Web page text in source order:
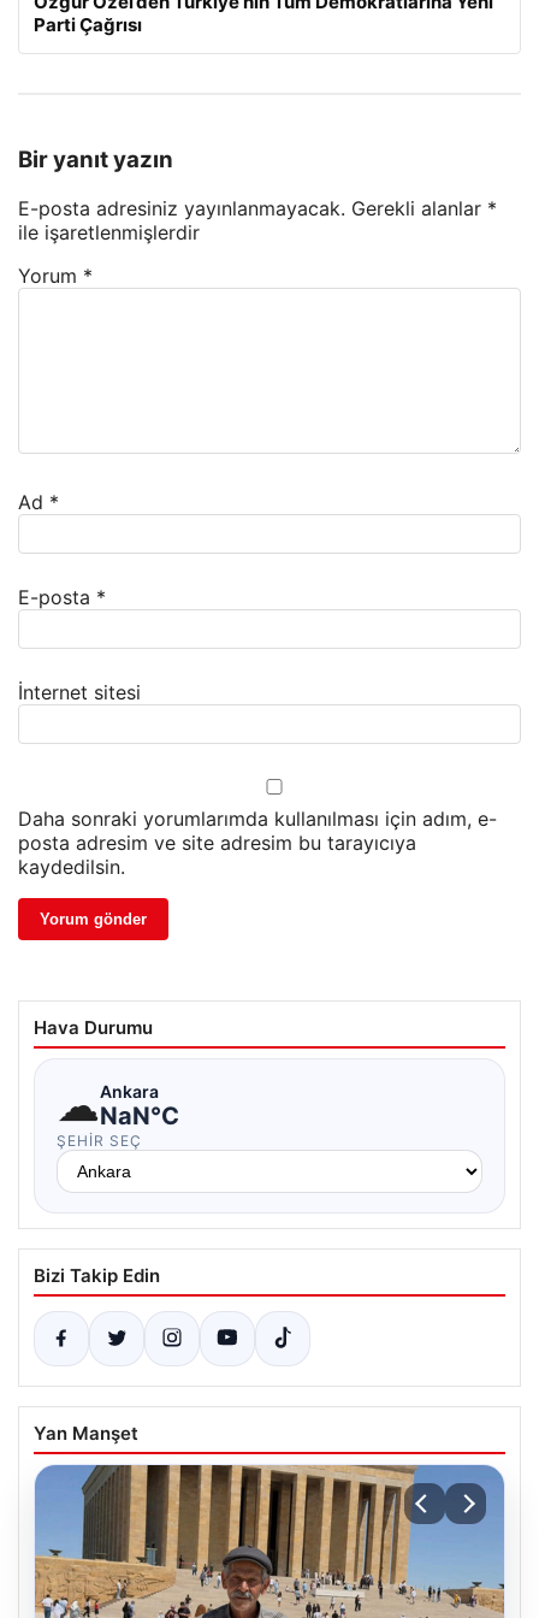
Parti Çağrısı
Bir yanıt yazın
E-posta adresiniz yayınlanmayacak. Gerekli alanlar *
ile işaretlenmişlerdir
Yorum *
Ad *
E-posta *
İnternet sitesi
Daha sonraki yorumlarımda kullanılması için adım, e-
posta adresim ve site adresim bu tarayıcıya
kaydedilsin.
Hava Durumu
☁Ankara
NaN°C
ŞEHIR SEÇ
Bizi Takip Edin
Yan Manşet